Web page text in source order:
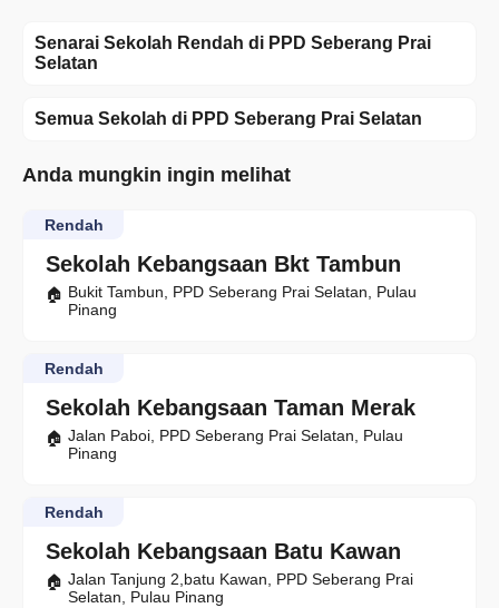
Senarai Sekolah Rendah di PPD Seberang Prai
Selatan
Semua Sekolah di PPD Seberang Prai Selatan
Anda mungkin ingin melihat
Sekolah Kebangsaan Bkt Tambun
Rendah
Bukit Tambun, PPD Seberang Prai Selatan, Pulau
Pinang
Sekolah Kebangsaan Taman Merak
Rendah
Jalan Paboi, PPD Seberang Prai Selatan, Pulau
Pinang
Sekolah Kebangsaan Batu Kawan
Rendah
Jalan Tanjung 2,batu Kawan, PPD Seberang Prai
Selatan, Pulau Pinang